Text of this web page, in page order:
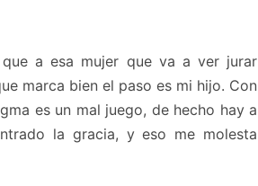
a esa mujer que va a ver jurar
marca bien el paso es mi hijo. Con
es un mal juego, de hecho hay a
la gracia, y eso me molesta